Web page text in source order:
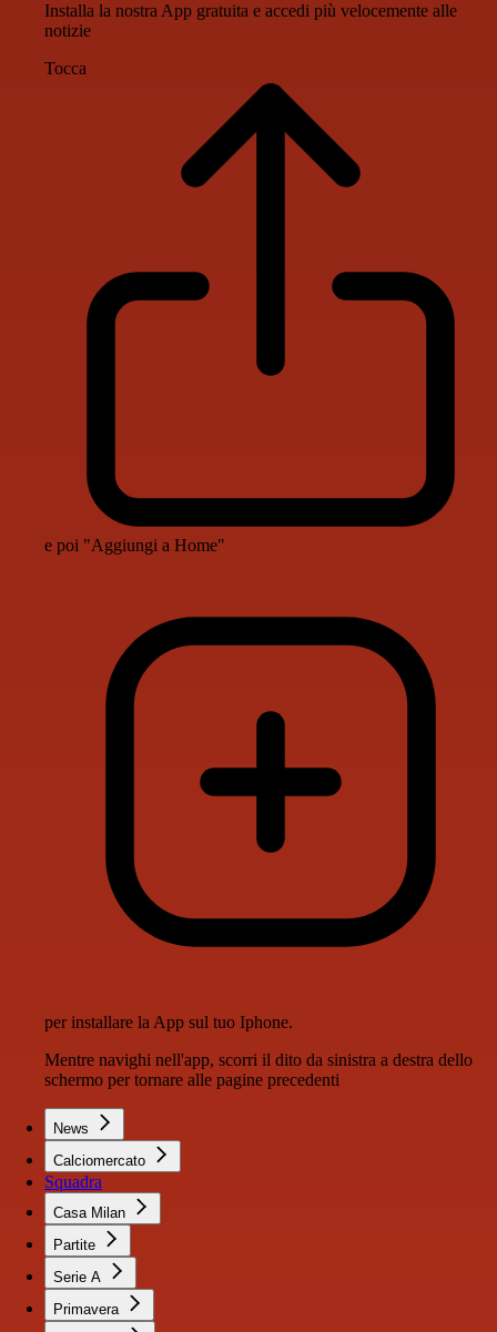
Installa la nostra App gratuita e accedi più velocemente alle
notizie
Tocca
e poi "Aggiungi a Home"
per installare la App sul tuo Iphone.
Mentre navighi nell'app, scorri il dito da sinistra a destra dello
schermo per tornare alle pagine precedenti
News
Calciomercato
Squadra
Casa Milan
Partite
Serie A
Primavera